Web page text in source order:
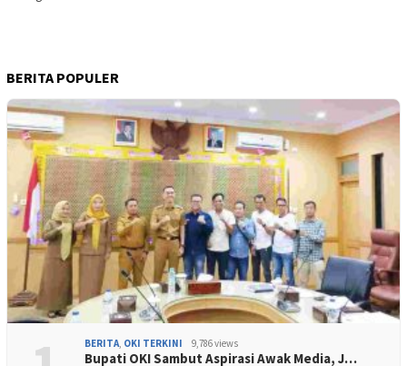
BERITA POPULER
BERITA OKI TERKINI 9,786 views
Bupati OKI Sambut Aspirasi Awak Media, J…